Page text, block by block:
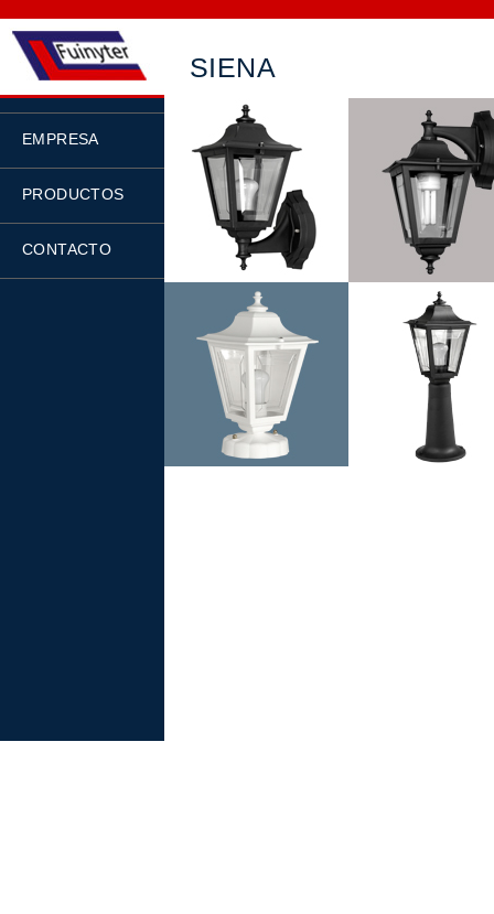
EMPRESA
PRODUCTOS
CONTACTO
SIENA